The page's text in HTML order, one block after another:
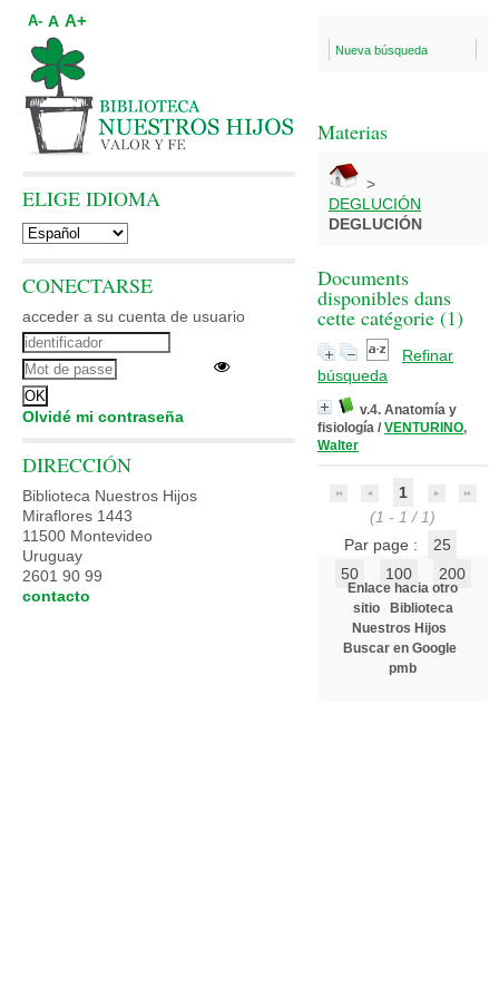
Nueva búsqueda
Materias
>
DEGLUCIÓN
DEGLUCIÓN
Documents
disponibles dans
cette catégorie (1)
Refinar
búsqueda
v.4. Anatomía y
fisiología / VENTURINO,
Walter
1
(1 - 1 / 1)
Par page :
25
50
100 200
Enlace hacia otro
sitio
Biblioteca
Nuestros Hijos
Buscar en Google
pmb
A- A A+
ELIGE IDIOMA
CONECTARSE
acceder a su cuenta de usuario
Olvidé mi contraseña
DIRECCIÓN
Biblioteca Nuestros Hijos
Miraflores 1443
11500 Montevideo
Uruguay
2601 90 99
contacto